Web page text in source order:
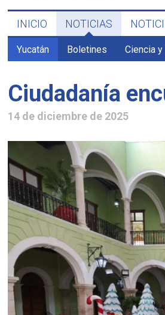
INICIO NOTICIAS
Yucatán Boletines Ciencia
Ciudadanía
14 de diciembre de 2025